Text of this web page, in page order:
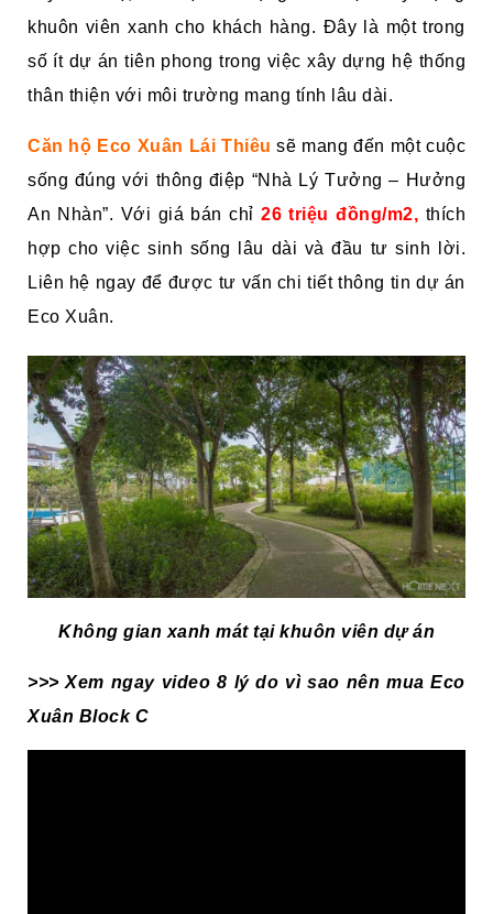
khuôn viên xanh cho khách hàng. Đây là một trong
số ít dự án tiên phong trong việc xây dựng hệ thống
thân thiện với môi trường mang tính lâu dài.
Căn hộ Eco Xuân Lái Thiêu sẽ mang đến một cuộc
sống đúng với thông điệp “Nhà Lý Tưởng – Hưởng
An Nhàn”. Với giá bánchỉ 26 triệu đồng/m2, thích
hợp cho việc sinh sống lâu dài và đầu tư sinh lời.
Liên hệ ngay để được tư vấn chi tiết thông tin dự án
Eco Xuân.
Không gian xanh mát tại khuôn viên dự án
>>> Xem ngay video 8 lý do vì sao nên mua Eco
Xuân Block C